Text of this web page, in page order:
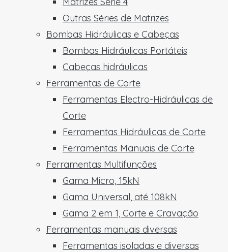
Outras Séries de Matrizes
Bombas Hidráulicas e Cabeças
Bombas Hidráulicas Portáteis
Cabeças hidráulicas
Ferramentas de Corte
Ferramentas Electro-Hidráulicas de
Corte
Ferramentas Hidráulicas de Corte
Ferramentas Manuais de Corte
Ferramentas Multifunções
Gama Micro, 15kN
Gama Universal, até 108kN
Gama 2 em 1, Corte e Cravação
Ferramentas manuais diversas
Ferramentas isoladas e diversas